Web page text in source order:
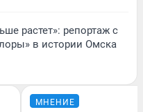
растет»: репортаж с
в истории Омска
МНЕНИЕ